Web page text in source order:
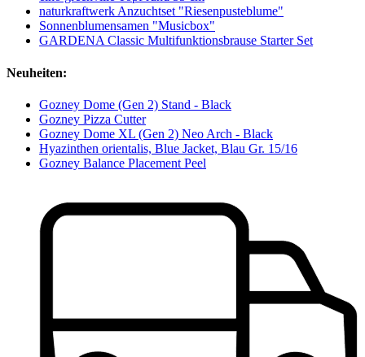
naturkraftwerk Anzuchtset "Riesenpusteblume"
Sonnenblumensamen "Musicbox"
GARDENA Classic Multifunktionsbrause Starter Set
Neuheiten:
Gozney Dome (Gen 2) Stand - Black
Gozney Pizza Cutter
Gozney Dome XL (Gen 2) Neo Arch - Black
Hyazinthen orientalis, Blue Jacket, Blau Gr. 15/16
Gozney Balance Placement Peel